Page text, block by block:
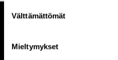
valinta
Välttämättömät
Mieltymykset